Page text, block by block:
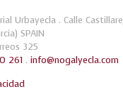
Urbayecla . Calle
SPAIN
325
261 . info@nogalyecla.com